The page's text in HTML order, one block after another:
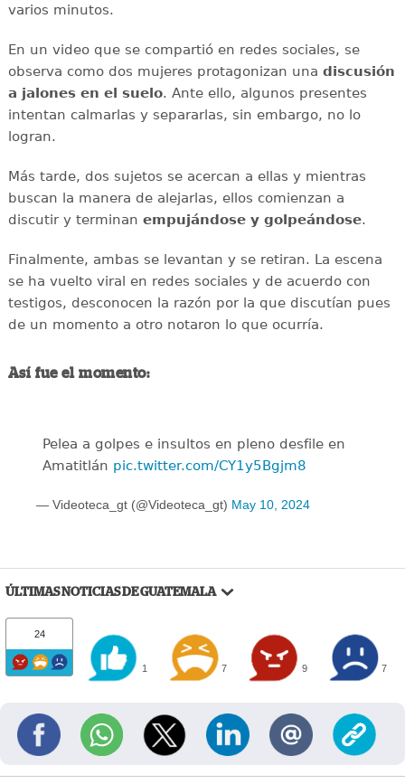
varios minutos.
En un video que se compartió en redes sociales, se
observa como dos mujeres protagonizan una discusión
a jalones en el suelo. Ante ello, algunos presentes
intentan calmarlas y separarlas, sin embargo, no lo
logran.
Más tarde, dos sujetos se acercan a ellas y mientras
buscan la manera de alejarlas, ellos comienzan a
discutir y terminan empujándose y golpeándose.
Finalmente, ambas se levantan y se retiran. La escena
se ha vuelto viral en redes sociales y de acuerdo con
testigos, desconocen la razón por la que discutían pues
de un momento a otro notaron lo que ocurría.
Así fue el momento:
Pelea a golpes e insultos en pleno desfile en
Amatitlán pic.twitter.com/CY1y5Bgjm8
— Videoteca_gt (@Videoteca_gt) May 10, 2024
ÚLTIMAS NOTICIAS DE GUATEMALA
24
1 7 9 7